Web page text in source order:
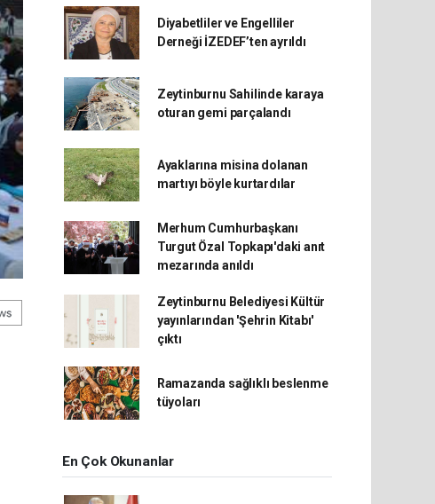
Diyabetliler ve Engelliler
Derneği İZEDEF’ten ayrıldı
Zeytinburnu Sahilinde karaya
oturan gemi parçalandı
Ayaklarına misina dolanan
martıyı böyle kurtardılar
Merhum Cumhurbaşkanı
Turgut Özal Topkapı'daki anıt
mezarında anıldı
Zeytinburnu Belediyesi Kültür
yayınlarından 'Şehrin Kitabı'
çıktı
Ramazanda sağlıklı beslenme
tüyoları
En Çok Okunanlar